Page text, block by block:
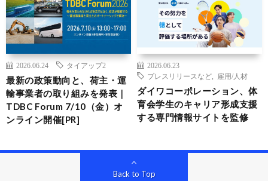
2026.06.24 タイアップ2
最新の政策動向と、荷主・運
輸事業者の取り組みを発表｜
TDBC Forum 7/10（金）オ
ンライン開催[PR]
2026.06.23
プレスリリースなど
雇用/人材
ダイワコーポレーション、体
育会学生のキャリア形成支援
する専門情報サイトを監修
Back to Top